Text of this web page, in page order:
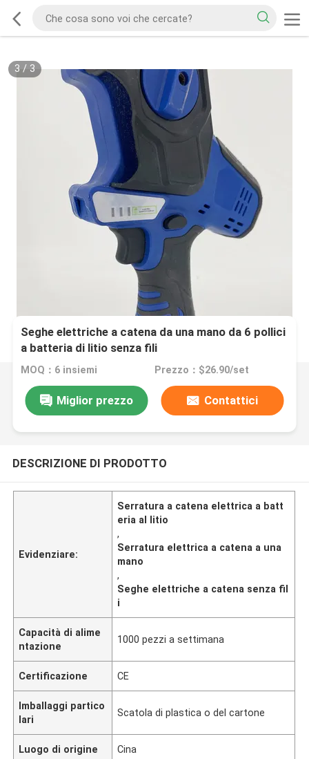
3 / 3
Seghe elettriche a catena da una mano da 6 pollici
a batteria di litio senza fili
MOQ：6 insiemi Prezzo：$26.90/set
Miglior prezzo Contattici
DESCRIZIONE DI PRODOTTO
Evidenziare:
Serratura a catena elettrica a batt
eria al litio
,
Serratura elettrica a catena a una
mano
,
Seghe elettriche a catena senza fil
i
Capacità di alime
ntazione
1000 pezzi a settimana
Certificazione CE
Imballaggi partico
lari
Scatola di plastica o del cartone
Luogo di origine Cina